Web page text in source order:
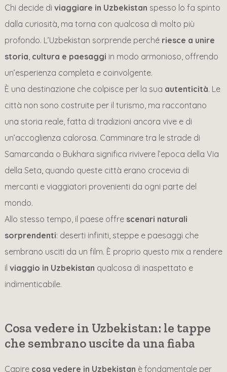
Chi decide di viaggiare in Uzbekistan spesso lo fa spinto
dalla curiosità, ma torna con qualcosa di molto più
profondo. L’Uzbekistan sorprende perchériesce a unire
storia cultura e paesaggi in modo armonioso, offrendo
un’esperienza completa e coinvolgente.
È una destinazione che colpisce per la sua autenticità. Le
città non sono costruite per il turismo, ma raccontano
una storia reale, fatta di tradizioni ancora vive e di
un’accoglienza calorosa. Camminare tra le strade di
Samarcanda o Bukhara significa rivivere l’epoca della Via
della Seta, quando queste città erano crocevia di
mercanti e viaggiatori provenienti da ogni parte del
mondo.
Allo stesso tempo, il paese offre scenari naturali
sorprendenti: deserti infiniti, steppe e paesaggi che
sembrano usciti da un film. È proprio questo mix a rendere
il viaggio in Uzbekistan qualcosa di inaspettato e
indimenticabile.
Cosa vedere in Uzbekistan: le tappe
che sembrano uscite da una fiaba
Capire cosa vedere in Uzbekistan è fondamentale per